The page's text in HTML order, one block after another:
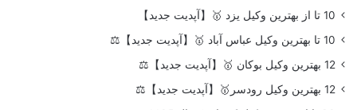
10 تا از بهترین وکیل یزد 🥇【آپدیت جدید】
10 تا بهترین وکیل عباس آباد 🥇【آپدیت جدید】⚖️
12 بهترین وکیل بوکان 🥇【آپدیت جدید】⚖️
12 بهترین وکیل رودسر🥇【آپدیت جدید】⚖️